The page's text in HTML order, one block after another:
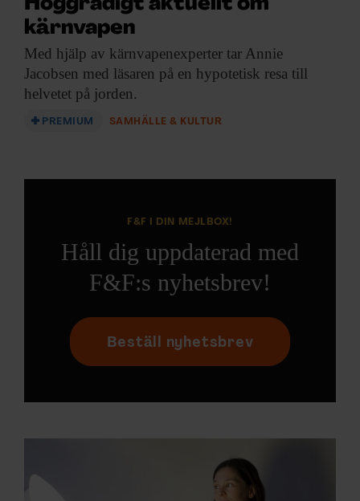
Höggradigt aktuellt om
kärnvapen
Med hjälp av kärnvapenexperter tar Annie
Jacobsen med läsaren på en hypotetisk resa till
helvetet på jorden.
PREMIUM SAMHÄLLE & KULTUR
F&F I DIN MEJLBOX!
Håll dig uppdaterad med
F&F:s nyhetsbrev!
Beställ nyhetsbrev